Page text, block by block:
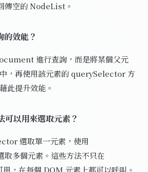
空的 NodeList。
效能？
進行查詢，而是將某個父元
，再使用該元素的 querySelector 方
此提升效能。
以用來選取元素？
選取單一元素，使用
多個元素。這些方法不只在
，在每個 DOM 元素上都可以呼叫。